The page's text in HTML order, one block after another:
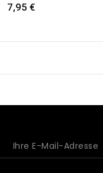
Preis
7,95 €